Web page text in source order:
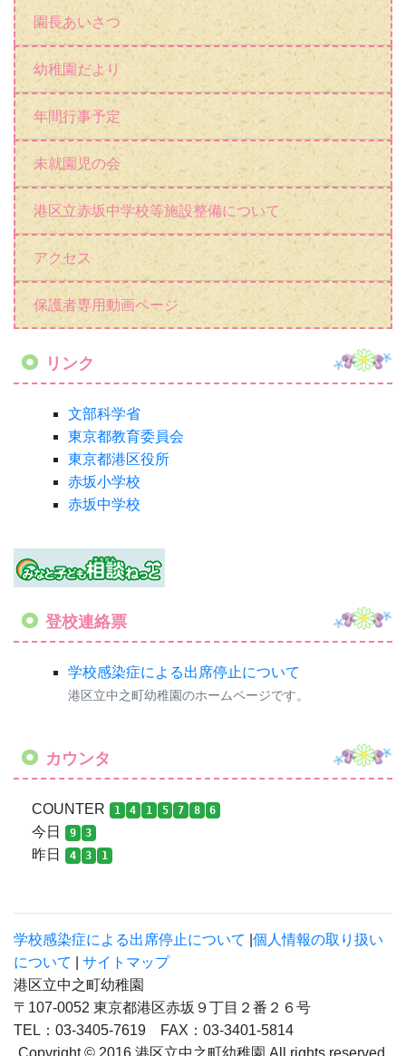
園長あいさつ
幼稚園だより
年間行事予定
未就園児の会
港区立赤坂中学校等施設整備について
アクセス
保護者専用動画ページ
リンク
文部科学省
東京都教育委員会
東京都港区役所
赤坂小学校
赤坂中学校
登校連絡票
学校感染症による出席停止について
港区立中之町幼稚園のホームページです。
カウンタ
COUNTER 1 4 1 5 7 8 6
今日 9 3
昨日 4 3 1
学校感染症による出席停止について 個人情報の取り扱い
について
サイトマップ
港区立中之町幼稚園
〒107-0052 東京都港区赤坂９丁目２番２６号
TEL：03-3405-7619 FAX：03-3401-5814